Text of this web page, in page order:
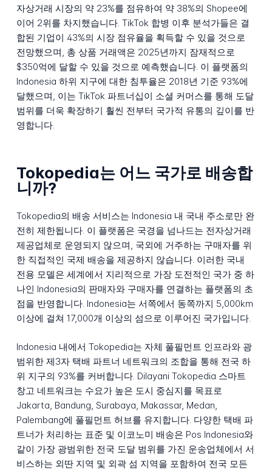
자상거래 시장의 약 23%를 점유하여 약 38%의 Shopee에
이어 2위를 차지했습니다. TikTok 합병 이후 분석가들은 결
합된 기업이 43%의 시장 점유율을 획득할 수 있을 것으로
전망했으며, 총 상품 거래액은 2025년까지 잠재적으로
$350억에 달할 수 있을 것으로 예측했습니다. 이 플랫폼의
Indonesia 하위 지구에 대한 침투율은 2018년 기준 93%에
달했으며, 이는 TikTok 파트너십이 소셜 커머스를 통해 도달
범위를 더욱 확장하기 훨씬 전부터 국가적 유통의 깊이를 반
영합니다.
Tokopedia는 어느 국가로 배송합
니까?
Tokopedia의 배송 서비스는 Indonesia 내 국내 주소로만 완
전히 제한됩니다. 이 플랫폼은 국경을 넘나드는 전자상거래
제공업체로 운영되지 않으며, 국외에 거주하는 구매자를 위
한 직접적인 국제 배송을 제공하지 않습니다. 이러한 국내
전용 모델은 세계에서 지리적으로 가장 도전적인 국가 중 하
나인 Indonesia의 판매자와 구매자를 연결하는 플랫폼의 초
점을 반영합니다. Indonesia는 서쪽에서 동쪽까지 5,000km
이상에 걸쳐 17,000개 이상의 섬으로 이루어진 국가입니다.
Indonesia 내에서 Tokopedia는 자체 풀필먼트 인프라와 광
범위한 제3자 택배 파트너 네트워크의 조합을 통해 전국 하
위 지구의 93%를 커버합니다. Dilayani Tokopedia 스마트
창고 네트워크는 수요가 높은 도시 중심지를 목표로
Jakarta, Bandung, Surabaya, Makassar, Medan,
Palembang에 풀필먼트 허브를 유지합니다. 다양한 택배 파
트너가 처리하는 표준 및 이코노미 배송은 Pos Indonesia와
같이 가장 광범위한 전국 도달 범위를 가진 운송업체에서 서
비스하는 외딴 지역 및 외곽 섬 지역을 포함하여 전국 모든